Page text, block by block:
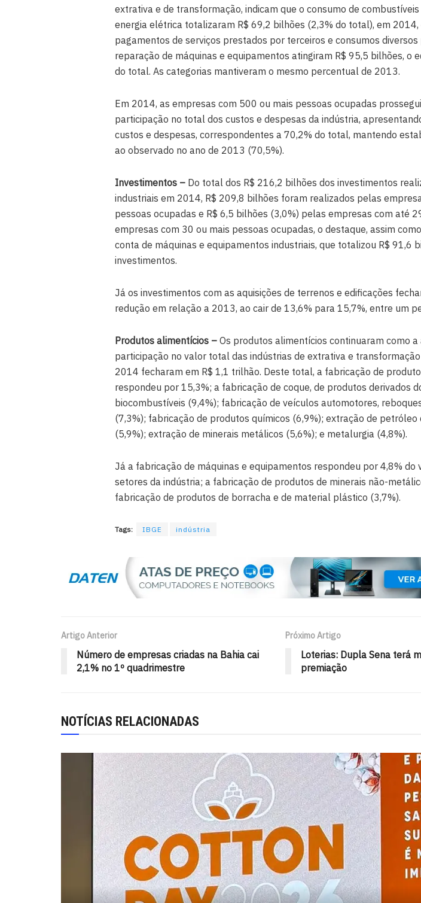
extrativa e de transformação, indicam que o consumo de
energia elétrica totalizaram R$ 69,2 bilhões (2,3% do total), em 2014,
pagamentos de serviços prestados por terceiros e consumos
reparação de máquinas e equipamentos atingiram R$ 95,5 bilhões, o
do total. As categorias mantiveram o mesmo percentual de 2013.
Em 2014, as empresas com 500 ou mais pessoas ocupadas
participação no total dos custos e despesas da indústria,
custos e despesas, correspondentes a 70,2% do total, mantendo
ao observado no ano de 2013 (70,5%).
Investimentos – Do total dos R$ 216,2 bilhões dos investimentos
industriais em 2014, R$ 209,8 bilhões foram realizados pelas
pessoas ocupadas e R$ 6,5 bilhões (3,0%) pelas empresas com até
empresas com 30 ou mais pessoas ocupadas, o destaque, assim
conta de máquinas e equipamentos industriais, que totalizou R$ 91,6
investimentos.
Já os investimentos com as aquisições de terrenos e edificações
redução em relação a 2013, ao cair de 13,6% para 15,7%, entre um
Produtos alimentícios – Os produtos alimentícios continuaram como
participação no valor total das indústrias de extrativa e
2014 fecharam em R$ 1,1 trilhão. Deste total, a fabricação de
respondeu por 15,3%; a fabricação de coque, de produtos derivados
biocombustíveis (9,4%); fabricação de veículos automotores,
(7,3%); fabricação de produtos químicos (6,9%); extração de petróleo
(5,9%); extração de minerais metálicos (5,6%); e metalurgia (4,8%).
Já a fabricação de máquinas e equipamentos respondeu por 4,8% do
setores da indústria; a fabricação de produtos de minerais não-
fabricação de produtos de borracha e de material plástico (3,7%).
Tags: IBGE indústria
Artigo Anterior
Número de empresas criadas na Bahia cai
2,1% no 1º quadrimestre
Próximo Artigo
Loterias: Dupla Sena terá
premiação
NOTÍCIAS RELACIONADAS